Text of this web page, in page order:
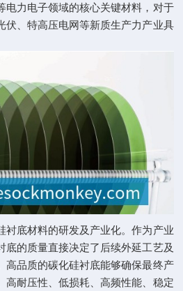
电力电子领域的核心关键材料，对于
伏、特高压电网等新质生产力产业具
底材料的研发及产业化。作为产业
底的质量直接决定了后续外延工艺及
高品质的碳化硅衬底能够确保最终产
高耐压性、低损耗、高频性能、稳定